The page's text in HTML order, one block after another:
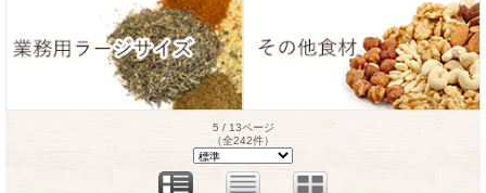
5 / 13ページ
（全242件）